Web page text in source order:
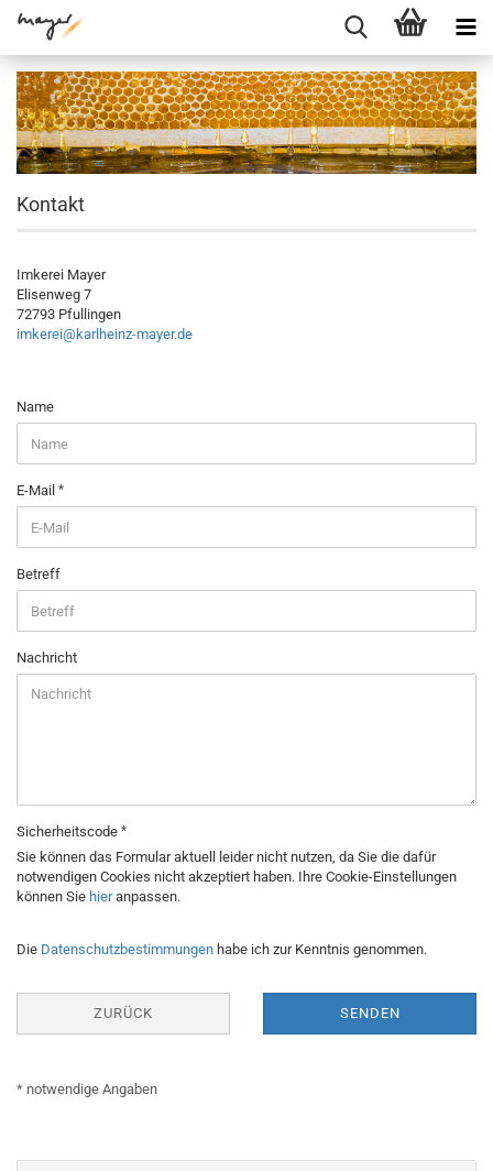
Kontakt
Imkerei Mayer
Elisenweg 7
72793 Pfullingen
imkerei@karlheinz-mayer.de
KONTAKT
Name
E-Mail
Betreff
Nachricht
Sicherheitscode
Sie können das Formular aktuell leider nicht nutzen, da Sie die dafür
notwendigen Cookies nicht akzeptiert haben. Ihre Cookie-Einstellungen
können Sie hieranpassen.
DATENSCHUTZBESTIMMUNGEN
Die Datenschutzbestimmungen habe ich zur Kenntnis genommen.
ZURÜCK SENDEN
* notwendige Angaben